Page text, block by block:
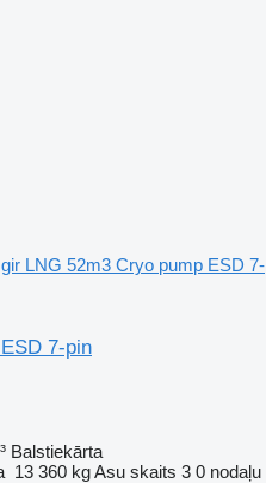
LNG 52m3 Cryo pump ESD 7-
7-pin
Balstiekārta
13 360 kgAsu skaits 3 0 nodaļu